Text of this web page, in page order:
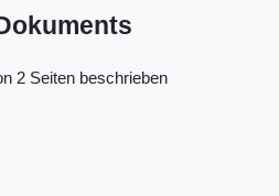
2 Seiten beschrieben